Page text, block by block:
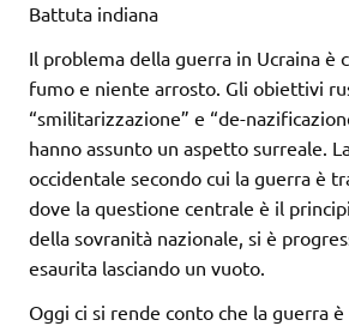
Battuta indiana
Il problema della guerra in Ucraina è
fumo e niente arrosto. Gli obiettivi
“smilitarizzazione” e “de-
hanno assunto un aspetto surreale.
occidentale secondo cui la guerra è
dove la questione centrale è il
della sovranità nazionale, si è
esaurita lasciando un vuoto.
Oggi ci si rende conto che la guerra